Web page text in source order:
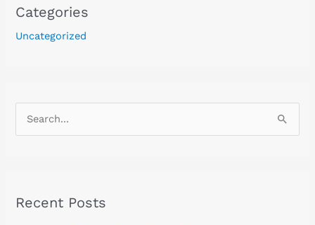
Categories
Uncategorized
c
Recent Posts